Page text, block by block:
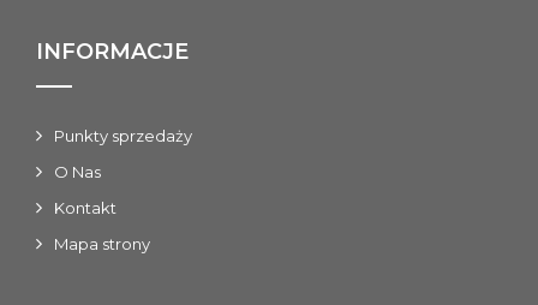
INFORMACJE
Punkty sprzedaży
O Nas
Kontakt
Mapa strony